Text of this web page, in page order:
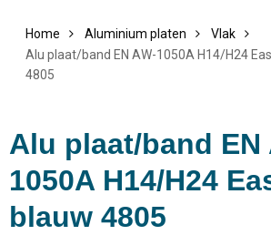
Home Aluminium platen
Vlak
Alu plaat/band EN AW-1050A H14/H24
4805
Alu plaat/band EN
1050A H14/H24
blauw 4805